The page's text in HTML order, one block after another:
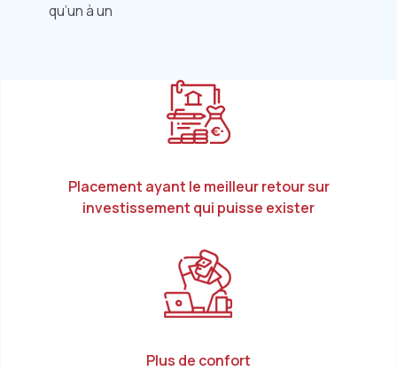
qu’un à un
Placement ayant le meilleur retour sur
investissement qui puisse exister
Plus de confort